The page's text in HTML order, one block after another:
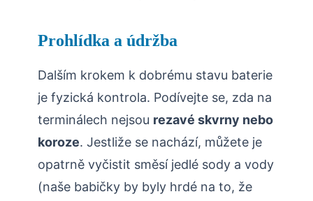
Prohlídka a údržba
Dalším krokem k dobrému stavu baterie
je fyzická kontrola. Podívejte se, zda na
terminálech nejsou rezavé skvrny nebo
koroze. Jestliže se nachází, můžete je
opatrně vyčistit směsí jedlé sody a vody
(naše babičky by byly hrdé na to, že